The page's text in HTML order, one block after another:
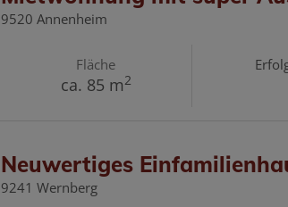
9520 Annenheim
Fläche
ca. 85 m2
Neuwertiges
9241 Wernberg